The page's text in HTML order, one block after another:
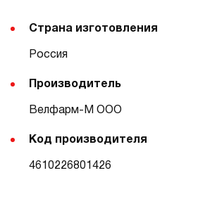
Страна изготовления
Россия
Производитель
Велфарм-М ООО
Код производителя
4610226801426